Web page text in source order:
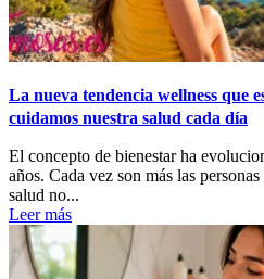
La nueva tendencia wellness que
cuidamos nuestra salud cada día
El concepto de bienestar ha
años. Cada vez son más las
salud no...
Leer más